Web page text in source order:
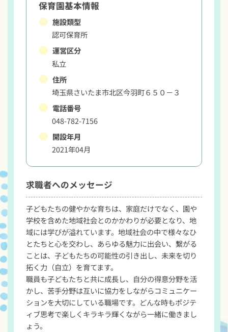
保育園基本情報
施設類型
認可保育所
運営区分
私立
住所
埼玉県さいたま市北区今羽町６５０－３
電話番号
048-782-7156
開設年月
2021年04月
求職者へのメッセージ
子どもたちの健やかな育ちは、家庭だけでなく、園や
学校を含めた地域社会とのかかわりが必要となり、地
域には学びが溢れています。地域社会の中で様々なひ
とたちと心を交わし、あらゆる魅力に出会い、繋がる
ことは、子どもたちの可能性の引き出し、未来を切り
拓く力（自立）を育てます。
職員も子どもたちと共に成長し、自分の得意分野を活
かし、苦手分野は互いに協力をしながらコミュニケー
ションを大切にしている職場です。どんな時もポジテ
ィブ思考で楽しくキラキラ輝くながら一緒に働きまし
ょう。